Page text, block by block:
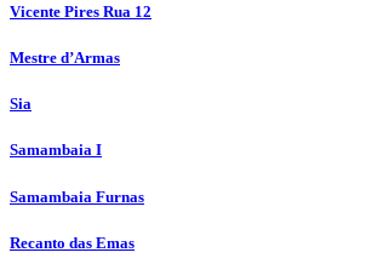
Vicente Pires Rua 12
Mestre d’Armas
Sia
Samambaia I
Samambaia Furnas
Recanto das Emas